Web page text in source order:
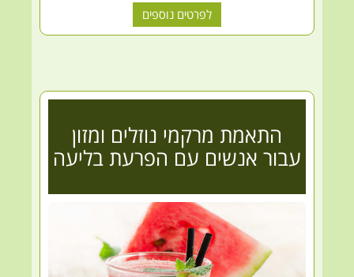
לפרטים נוספים
התאמת מרקמי נוזלים ומזון
עבור אנשים עם הפרעת בליעה